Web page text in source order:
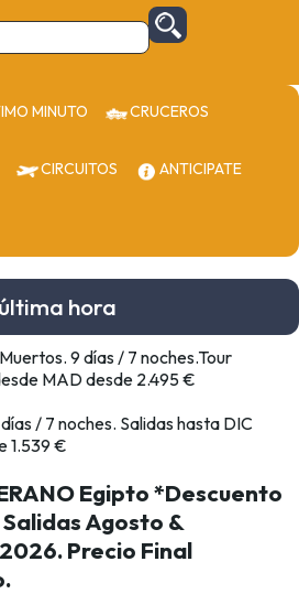
MINUTO CRUCEROS
CIRCUITOS ANTICIPATE
hora
9 días / 7 noches.Tour
MAD desde 2.495 €
/ 7 noches. Salidas hasta DIC
1.539 €
Egipto *Descuento
Agosto &
Precio Final